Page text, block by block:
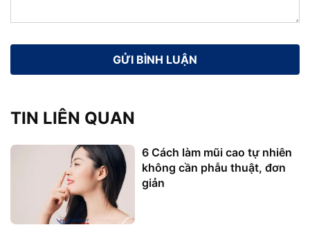
TIN LIÊN QUAN
6 Cách làm mũi cao tự nhiên
không cần phẫu thuật, đơn
giản